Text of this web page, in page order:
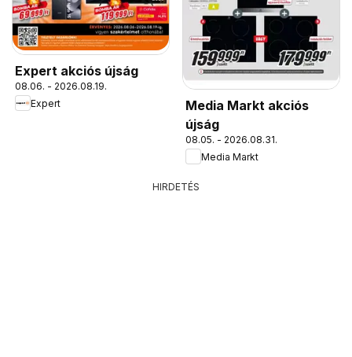
Expert akciós újság
08.06. - 2026.08.19.
Expert
Media Markt akciós
újság
08.05. - 2026.08.31.
Media Markt
HIRDETÉS